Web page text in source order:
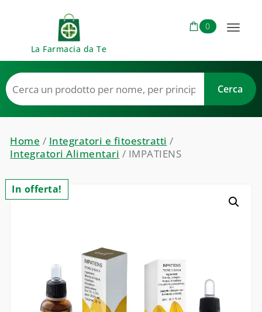
La Farmacia da Te
0
Toggle
Home / Integratori e fitoestratti /
Integratori Alimentari / IMPATIENS
In offerta!